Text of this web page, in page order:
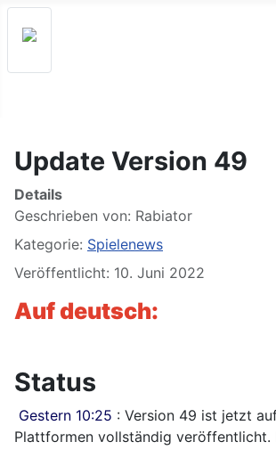
Update Version 49
Details
Geschrieben von: Rabiator
Kategorie: Spielenews
Veröffentlicht: 10. Juni 2022
Auf deutsch:
Status
Gestern 10:25 : Version 49 ist jetzt
Plattformen vollständig veröffentlicht.